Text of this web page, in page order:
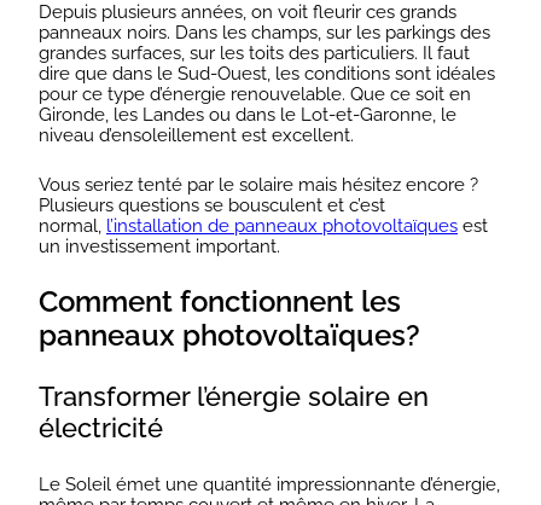
Depuis plusieurs années, on voit fleurir ces grands
panneaux noirs. Dans les champs, sur les parkings des
grandes surfaces, sur les toits des particuliers. Il faut
dire que dans le Sud-Ouest, les conditions sont idéales
pour ce type d’énergie renouvelable. Que ce soit en
Gironde, les Landes ou dans le Lot-et-Garonne, le
niveau d’ensoleillement est excellent.
Vous seriez tenté par le solaire mais hésitez encore ?
Plusieurs questions se bousculent et c’est
normal, l’installation de panneaux photovoltaïques est
un investissement important.
Comment fonctionnent les
panneaux photovoltaïques?
Transformer l’énergie solaire en
électricité
Le Soleil émet une quantité impressionnante d’énergie,